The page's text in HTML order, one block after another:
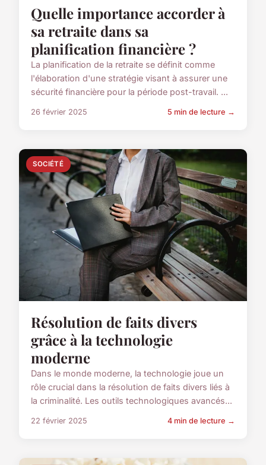
Quelle importance accorder à
sa retraite dans sa
planification financière ?
La planification de la retraite se définit comme
l'élaboration d'une stratégie visant à assurer une
sécurité financière pour la période post-travail. ...
26 février 2025 5 min de lecture →
SOCIÉTÉ
Résolution de faits divers
grâce à la technologie
moderne
Dans le monde moderne, la technologie joue un
rôle crucial dans la résolution de faits divers liés à
la criminalité. Les outils technologiques avancés...
22 février 2025 4 min de lecture →